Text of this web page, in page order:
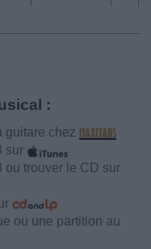
:
guitare chez
sur
ou trouver le CD sur
ou une partition au